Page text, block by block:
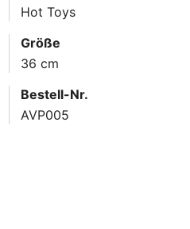
Hot Toys
Größe
36 cm
Bestell-Nr.
AVP005